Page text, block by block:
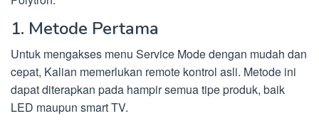
1. Metode Pertama
Untuk mengakses menu Service Mode dengan mudah dan
cepat, Kalian memerlukan remote kontrol asli. Metode ini
dapat diterapkan pada hampir semua tipe produk, baik
LED maupun smart TV.